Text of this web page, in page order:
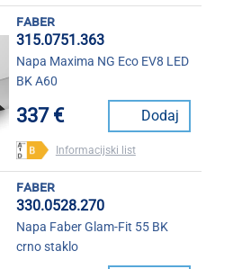
faber
315.0751.363
Napa Maxima NG Eco EV8 LED
BK A60
337 € Dodaj
Informacijski list
faber
330.0528.270
Napa Faber Glam-Fit 55 BK
crno staklo